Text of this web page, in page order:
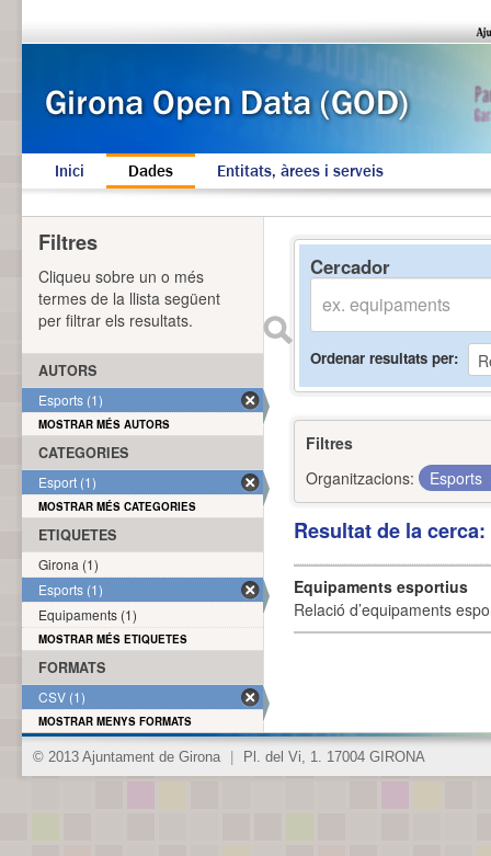
Inici Dades Entitats, àrees i serveis
Cercador
Ordenar resultats per
Filtres
Organitzacions:
Esports
Resultat de la
Equipaments esportius
Relació d’equipaments
Filtres
Cliqueu sobre un o més
termes de la llista següent
per filtrar els resultats.
AUTORS
Esports (1)
MOSTRAR MÉS AUTORS
CATEGORIES
Esport (1)
MOSTRAR MÉS CATEGORIES
ETIQUETES
Girona (1)
Esports (1)
Equipaments (1)
MOSTRAR MÉS ETIQUETES
FORMATS
CSV (1)
MOSTRAR MENYS FORMATS
© 2013 Ajuntament de Girona Pl. del Vi, 1. 17004 GIRONA